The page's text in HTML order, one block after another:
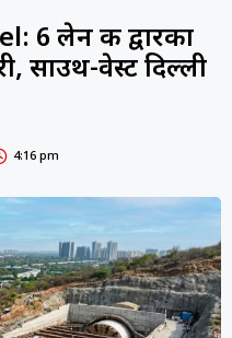
6 लेन की द्वारका
साउथ-वेस्ट दिल्ली
4:16 pm